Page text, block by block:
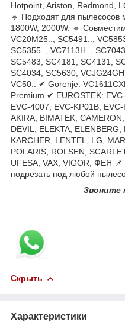
Hotpoint, Ariston, Redmond,
🔹 Подходят для
1800W, 2000W. 🔹
VC20M25.., SC5491..,
SC5355.., VC7113H..,
SC5483, SC4181, SC4131,
SC4034, SC5630,
VC50.. ✔ Gorenje:
Premium ✔ EUROSTEK:
EVC-4007, EVC-KP01B,
AKIRA, BIMATEK,
DEVIL, ELEKTA,
KARCHER, LENTEL, LG,
POLARIS, ROLSEN,
UFESA, VAX, VIGOR, ФЕЯ
подрезать под любой
Звоните
Скрыть
Характеристики